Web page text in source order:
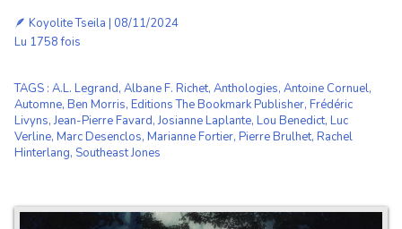
🪶 Koyolite Tseila | 08/11/2024
Lu 1758 fois
TAGS : A.L. Legrand, Albane F. Richet, Anthologies, Antoine Cornuel,
Automne, Ben Morris, Editions The Bookmark Publisher, Frédéric
Livyns,Jean-Pierre Favard,Josianne Laplante, Lou Benedict, Luc
Verline, Marc Desenclos, Marianne Fortier, Pierre Brulhet, Rachel
Hinterlang, Southeast Jones